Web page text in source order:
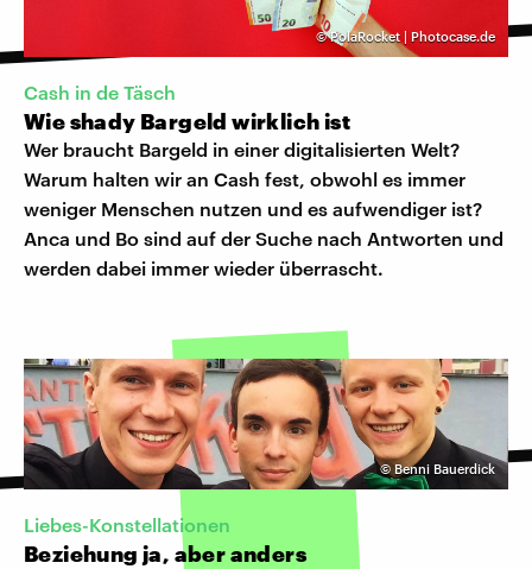
©PolaRocket | Photocase.de
Cash in de Täsch
Wie shady Bargeld wirklich ist
Wer braucht Bargeld in einer digitalisierten Welt?
Warum halten wir an Cash fest, obwohl es immer
weniger Menschen nutzen und es aufwendiger ist?
Anca und Bo sind auf der Suche nach Antworten und
werden dabei immer wieder überrascht.
© Benni Bauerdick
Liebes-Konstellationen
Beziehung ja, aber anders